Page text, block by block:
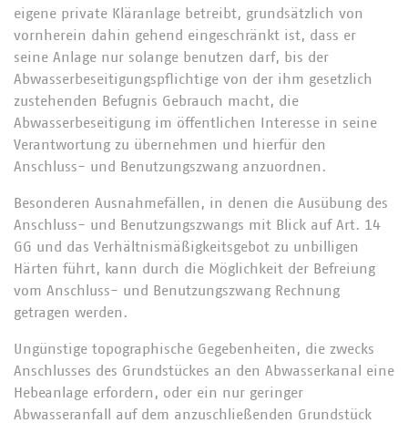
eigene private Kläranlage betreibt, grundsätzlich von
vornherein dahin gehend eingeschränkt ist, dass er
seine Anlage nur solange benutzen darf, bis der
Abwasserbeseitigungspflichtige von der ihm gesetzlich
zustehenden Befugnis Gebrauch macht, die
Abwasserbeseitigung im öffentlichen Interesse in seine
Verantwortung zu übernehmen und hierfür den
Anschluss- und Benutzungszwang anzuordnen.
Besonderen Ausnahmefällen, in denen die Ausübung des
Anschluss- und Benutzungszwangs mit Blick auf Art. 14
GG und das Verhältnismäßigkeitsgebot zu unbilligen
Härten führt, kann durch die Möglichkeit der Befreiung
vom Anschluss- und Benutzungszwang Rechnung
getragen werden.
Ungünstige topographische Gegebenheiten, die zwecks
Anschlusses des Grundstückes an den Abwasserkanal eine
Hebeanlage erfordern, oder ein nur geringer
Abwasseranfall auf dem anzuschließenden Grundstück